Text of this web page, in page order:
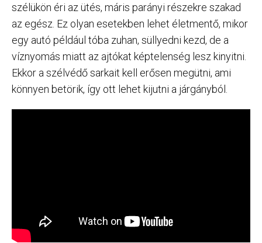
szélükön éri az ütés, máris parányi részekre szakad
az egész. Ez olyan esetekben lehet életmentő, mikor
egy autó például tóba zuhan, süllyedni kezd, de a
víznyomás miatt az ajtókat képtelenség lesz kinyitni.
Ekkor a szélvédő sarkait kell erősen megütni, ami
könnyen betörik, így ott lehet kijutni a járgányból.